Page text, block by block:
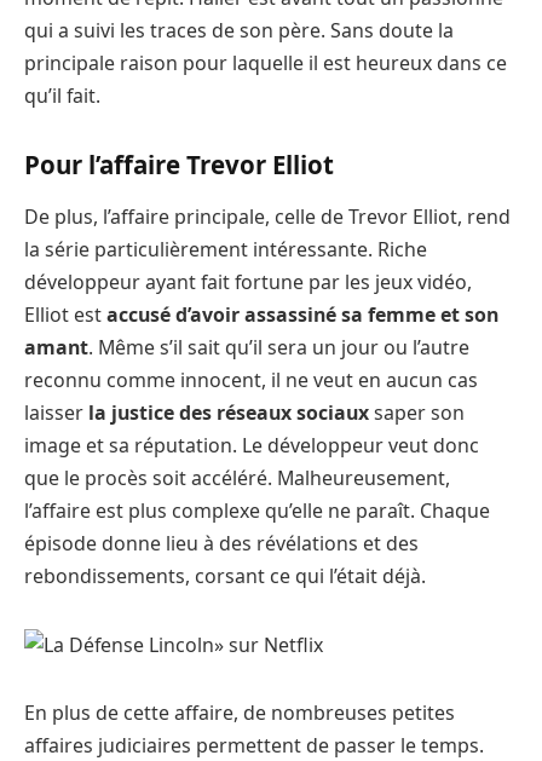
qui a suivi les traces de son père. Sans doute la
principale raison pour laquelle il est heureux dans ce
qu’il fait.
Pour l’affaire Trevor Elliot
De plus, l’affaire principale, celle de Trevor Elliot, rend
la série particulièrement intéressante. Riche
développeur ayant fait fortune par les jeux vidéo,
Elliot estaccusé d’avoir assassiné sa femme et son
amant. Même s’il sait qu’il sera un jour ou l’autre
reconnu comme innocent, il ne veut en aucun cas
laisser la justice des réseaux sociauxsaper son
image et sa réputation. Le développeur veut donc
que le procès soit accéléré. Malheureusement,
l’affaire est plus complexe qu’elle ne paraît. Chaque
épisode donne lieu à des révélations et des
rebondissements, corsant ce qui l’était déjà.
En plus de cette affaire, de nombreuses petites
affaires judiciaires permettent de passer le temps.